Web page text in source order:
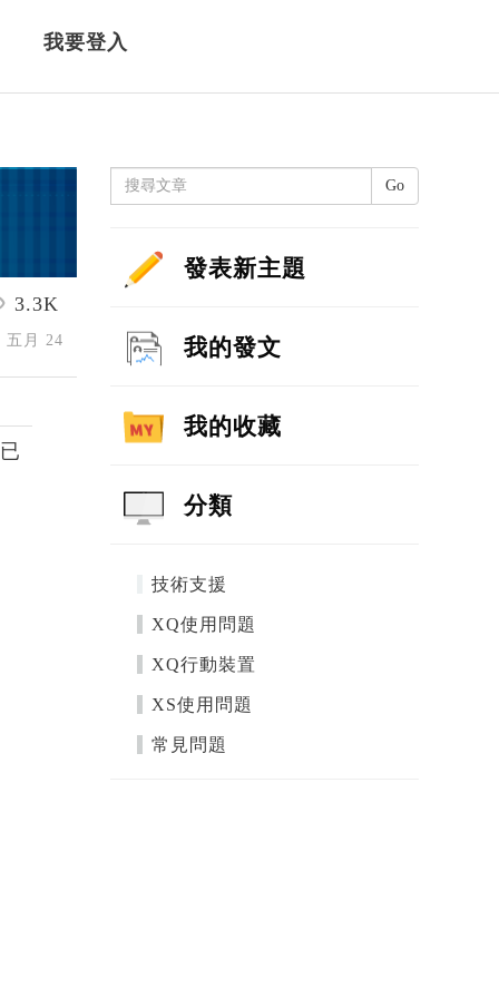
我要登入
3.3K
五月 24
Go
發表新主題
我的發文
我的收藏
分類
技術支援
XQ使用問題
XQ行動裝置
XS使用問題
常見問題